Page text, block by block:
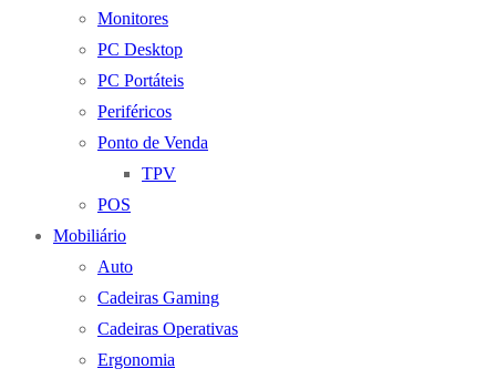
Monitores
PC Desktop
PC Portáteis
Periféricos
Ponto de Venda
TPV
POS
Mobiliário
Auto
Cadeiras Gaming
Cadeiras Operativas
Ergonomia